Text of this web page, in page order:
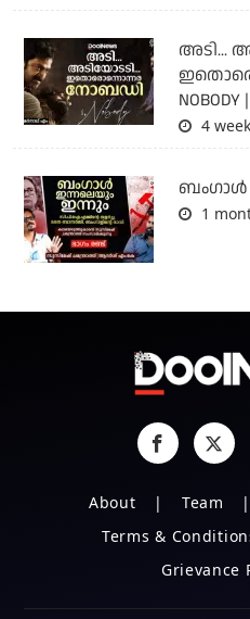
അടി...
NOBODY
4
1
About Team
Terms &
Grievance